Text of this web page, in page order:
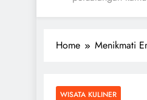
Home Menikmati
WISATA KULINER